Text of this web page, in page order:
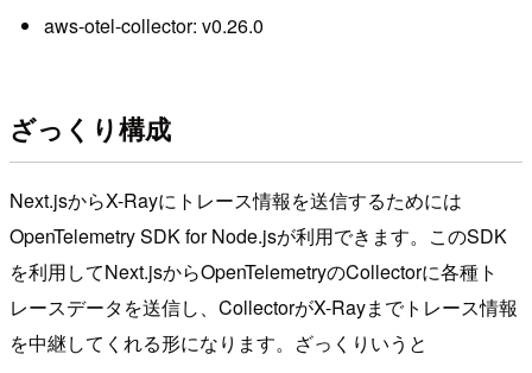
aws-otel-collector: v0.26.0
ざっくり構成
Next.jsからX-Rayにトレース情報を送信するためには
OpenTelemetry SDK for Node.jsが利用できます。このSDK
を利用してNext.jsからOpenTelemetryのCollectorに各種ト
レースデータを送信し、CollectorがX-Rayまでトレース情報
を中継してくれる形になります。ざっくりいうと